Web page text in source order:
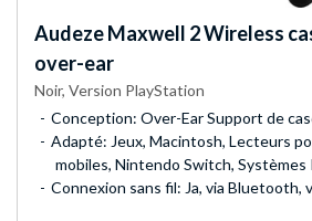
AudezeMaxwell 2 Wireless
over-ear
Noir, Version PlayStation
Conception: Over-Ear Support de
Adapté: Jeux, Macintosh, Lecteurs
mobiles, Nintendo Switch, Systèmes
Connexion sans fil: Ja, via Bluetooth,